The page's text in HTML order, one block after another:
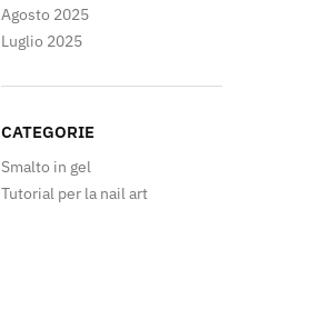
Agosto 2025
Luglio 2025
CATEGORIE
Smalto in gel
Tutorial per la nail art